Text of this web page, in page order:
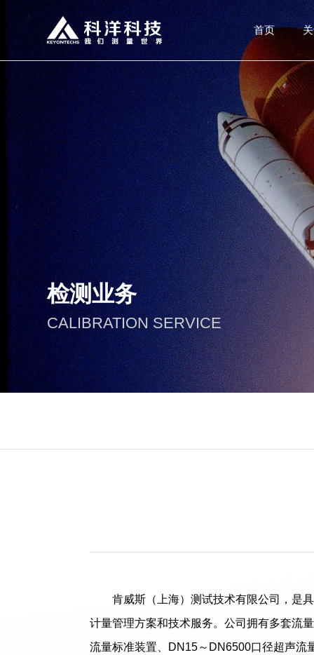
首页
检测业务
CALIBRATION SERVICE
肯威斯（上海）测试技术有限公司，是
计量管理方案和技术服务。公司拥有多套流
流量标准装置、DN15～DN6500口径超声流